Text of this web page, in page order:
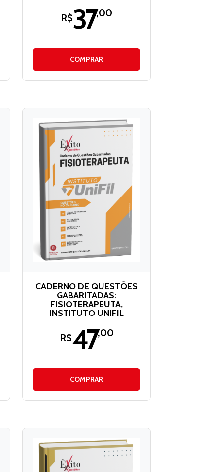
R$37,00
COMPRAR
CADERNO DE QUESTÕES
GABARITADAS:
FISIOTERAPEUTA,
INSTITUTO UNIFIL
R$47,00
COMPRAR